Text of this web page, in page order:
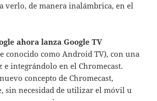
verlo, de manera inalámbrica, en el
ahora lanza Google TV
conocido como Android TV), con una
integrándolo en el Chromecast.
concepto de Chromecast,
sin necesidad de utilizar el móvil u